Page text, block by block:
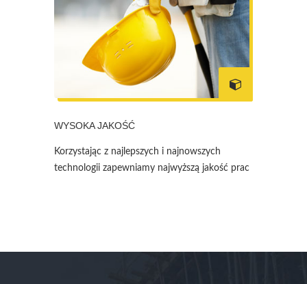
WYSOKA JAKOŚĆ
Korzystając z najlepszych i najnowszych
technologii zapewniamy najwyższą jakość prac